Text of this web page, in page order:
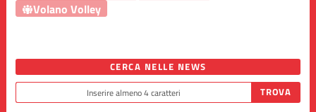
Volano Volley
CERCA NELLE NEWS